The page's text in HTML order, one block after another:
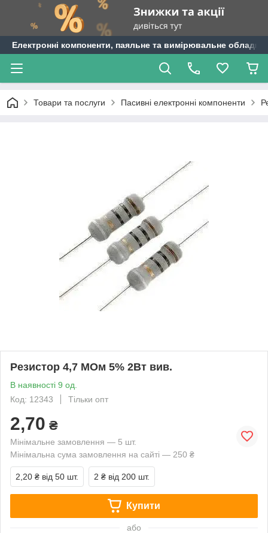
Електронні компоненти, паяльне та вимірювальне
Товари та послуги Пасивні електронні компоненти
Резистор 4,7 МОм 5% 2Вт вив.
В наявності 9 од.
Код: 12343
Тільки опт
2,70 ₴
Мінімальне замовлення — 5 шт.
Мінімальна сума замовлення на сайті — 250 ₴
2,20 ₴ від 50 шт. 2 ₴ від 200 шт.
Купити
або